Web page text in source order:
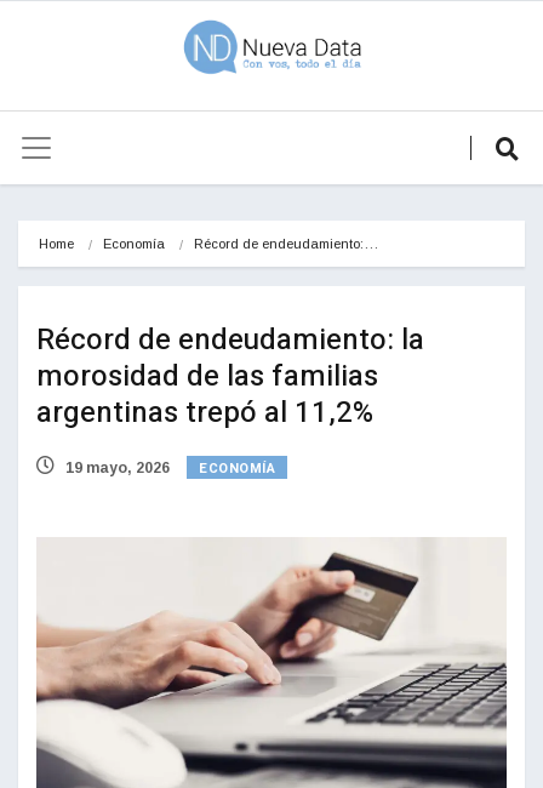
Home Economía Récord de endeudamiento:…
Récord de endeudamiento: la
morosidad de las familias
argentinas trepó al 11,2%
19 mayo, 2026 ECONOMÍA